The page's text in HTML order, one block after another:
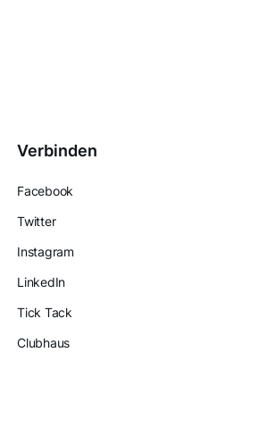
Verbinden
Facebook
Twitter
Instagram
LinkedIn
Tick Tack
Clubhaus